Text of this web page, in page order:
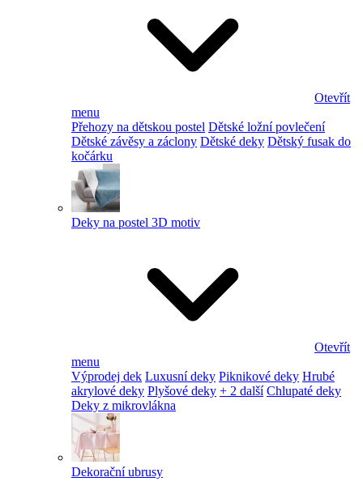
Otevřít
menu
Přehozy na dětskou postel Dětské ložní povlečení
Dětské závěsy a záclony Dětské deky Dětský fusak do
kočárku
Deky na postel 3D motiv
Otevřít
menu
Výprodej dek Luxusní deky Piknikové deky Hrubé
akrylové deky Plyšové deky + 2 další Chlupaté deky
Deky z mikrovlákna
Dekorační ubrusy